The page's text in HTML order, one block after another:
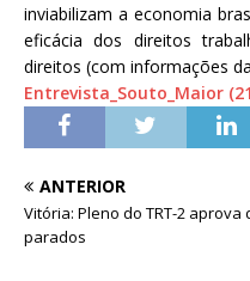
inviabilizam a economia
eficácia dos direitos
direitos (com informações
Entrevista_Souto_Maior
ANTERIOR
Vitória: Pleno do TRT-2
parados